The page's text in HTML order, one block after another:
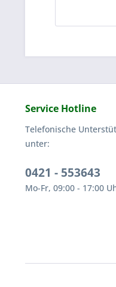
Service Hotline
Telefonische
unter:
0421 - 553643
Mo-Fr, 09:00 - 17:00